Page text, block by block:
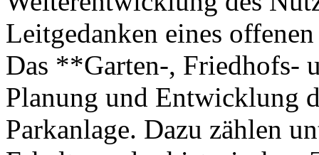
Leitgedanken eines
Das **Garten-, Friedhofs-
Planung und Entwicklung
Parkanlage. Dazu zählen